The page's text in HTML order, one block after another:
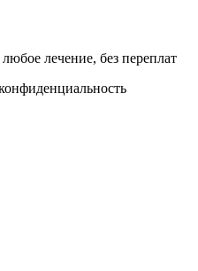
лечение, без переплат